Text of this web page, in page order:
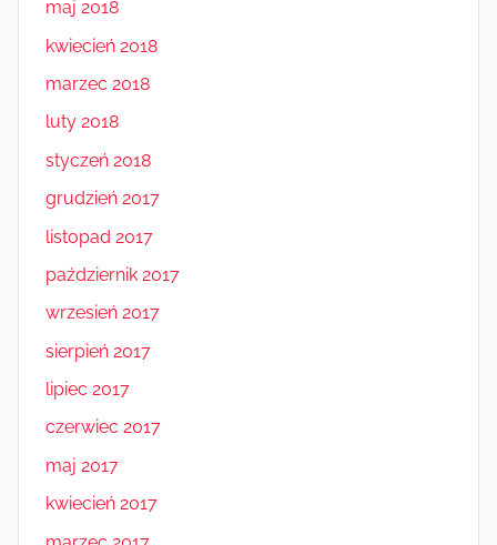
maj 2018
kwiecień 2018
marzec 2018
luty 2018
styczeń 2018
grudzień 2017
listopad 2017
październik 2017
wrzesień 2017
sierpień 2017
lipiec 2017
czerwiec 2017
maj 2017
kwiecień 2017